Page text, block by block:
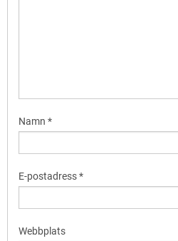
Namn *
E-postadress*
Webbplats